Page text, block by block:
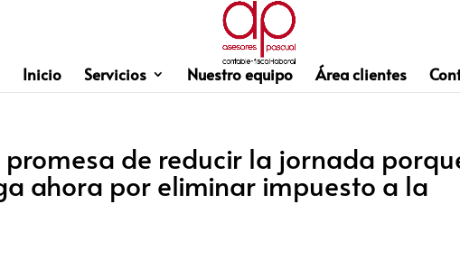
Inicio Servicios Nuestro equipo Área clientes
promesa de reducir la jornada
ahora por eliminar impuesto a la